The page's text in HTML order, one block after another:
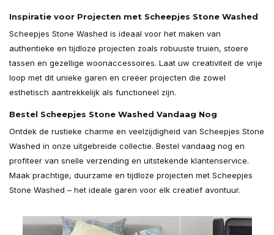
Inspiratie voor Projecten met Scheepjes Stone Washed
Scheepjes Stone Washed is ideaal voor het maken van
authentieke en tijdloze projecten zoals robuuste truien, stoere
tassen en gezellige woonaccessoires. Laat uw creativiteit de vrije
loop met dit unieke garen en creëer projecten die zowel
esthetisch aantrekkelijk als functioneel zijn.
Bestel Scheepjes Stone Washed Vandaag Nog
Ontdek de rustieke charme en veelzijdigheid van Scheepjes Stone
Washed in onze uitgebreide collectie. Bestel vandaag nog en
profiteer van snelle verzending en uitstekende klantenservice.
Maak prachtige, duurzame en tijdloze projecten met Scheepjes
Stone Washed – het ideale garen voor elk creatief avontuur.